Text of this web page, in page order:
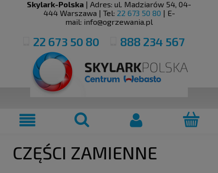
Skylark-Polska | Adres: ul. Madziarów 54, 04-
444 Warszawa | Tel: 22 673 50 80 | E-
mail: info@ogrzewania.pl
22 673 50 80 888 234 567
CZĘŚCI ZAMIENNE